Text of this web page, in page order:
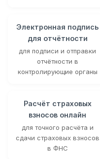
Электронная подпись
для отчётности
для подписи и отправки
отчётности в
контролирующие органы
Расчёт страховых
взносов онлайн
для точного расчёта и
сдачи страховых взносов
в ФНС